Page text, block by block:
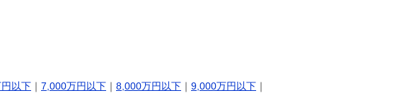
以下 ｜ 7,000万円以下 ｜ 8,000万円以下 ｜ 9,000万円以下 ｜